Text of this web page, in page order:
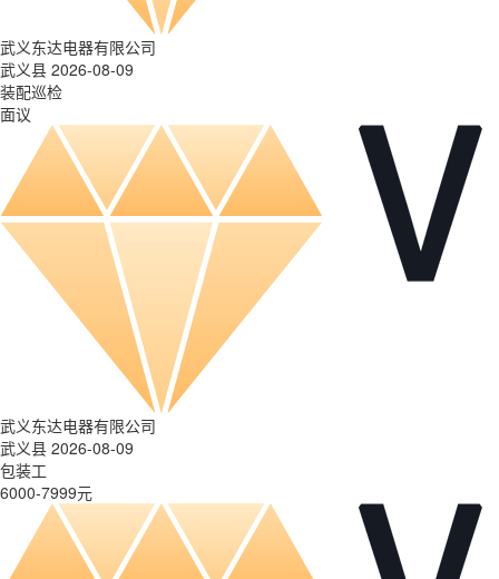
武义东达电器有限公司
武义县 2026-08-09
装配巡检
面议
武义东达电器有限公司
武义县 2026-08-09
包装工
6000-7999元